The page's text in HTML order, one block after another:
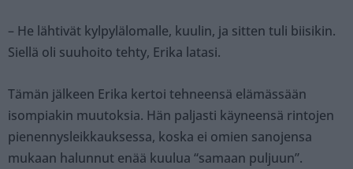
– He lähtivät kylpylälomalle, kuulin, ja sitten tuli biisikin.
Siellä oli suuhoito tehty, Erika latasi.
Tämän jälkeen Erika kertoi tehneensä elämässään
isompiakin muutoksia. Hän paljasti käyneensä rintojen
pienennysleikkauksessa, koska ei omien sanojensa
mukaan halunnut enää kuulua “samaan puljuun”.